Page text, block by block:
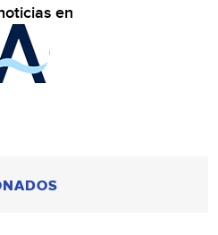
en